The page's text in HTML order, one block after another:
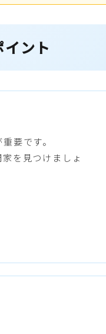
ント
要です。
を見つけましょ